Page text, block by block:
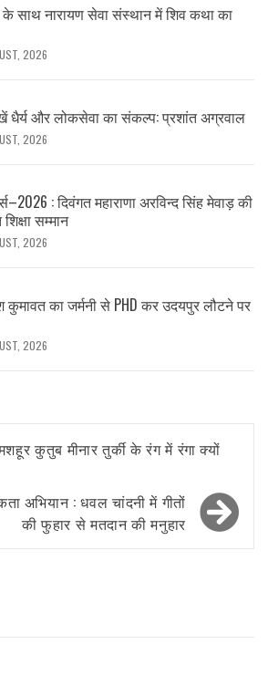
के साथ नारायण सेवा संस्थान में शिव कथा का
2026
धैर्य और लोकसेवा का संकल्प: प्रशांत अग्रवाल
2026
: दिवंगत महाराणा अरविन्द सिंह मेवाड़ की
सम्मान
2026
का जर्मनी से PHD कर उदयपुर लौटने पर
2026
कुतुब मीनार तुर्की के रंग में रंगा क्यों
अभियान : धवल चांदनी में गीतों
की फुहार से मतदान की मनुहार